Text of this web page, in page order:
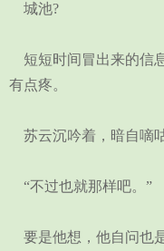
城池?
短短时间冒出来的信
有点疼。
苏云沉吟着，暗自嘀
“不过也就那样吧。”
要是他想，他自问也